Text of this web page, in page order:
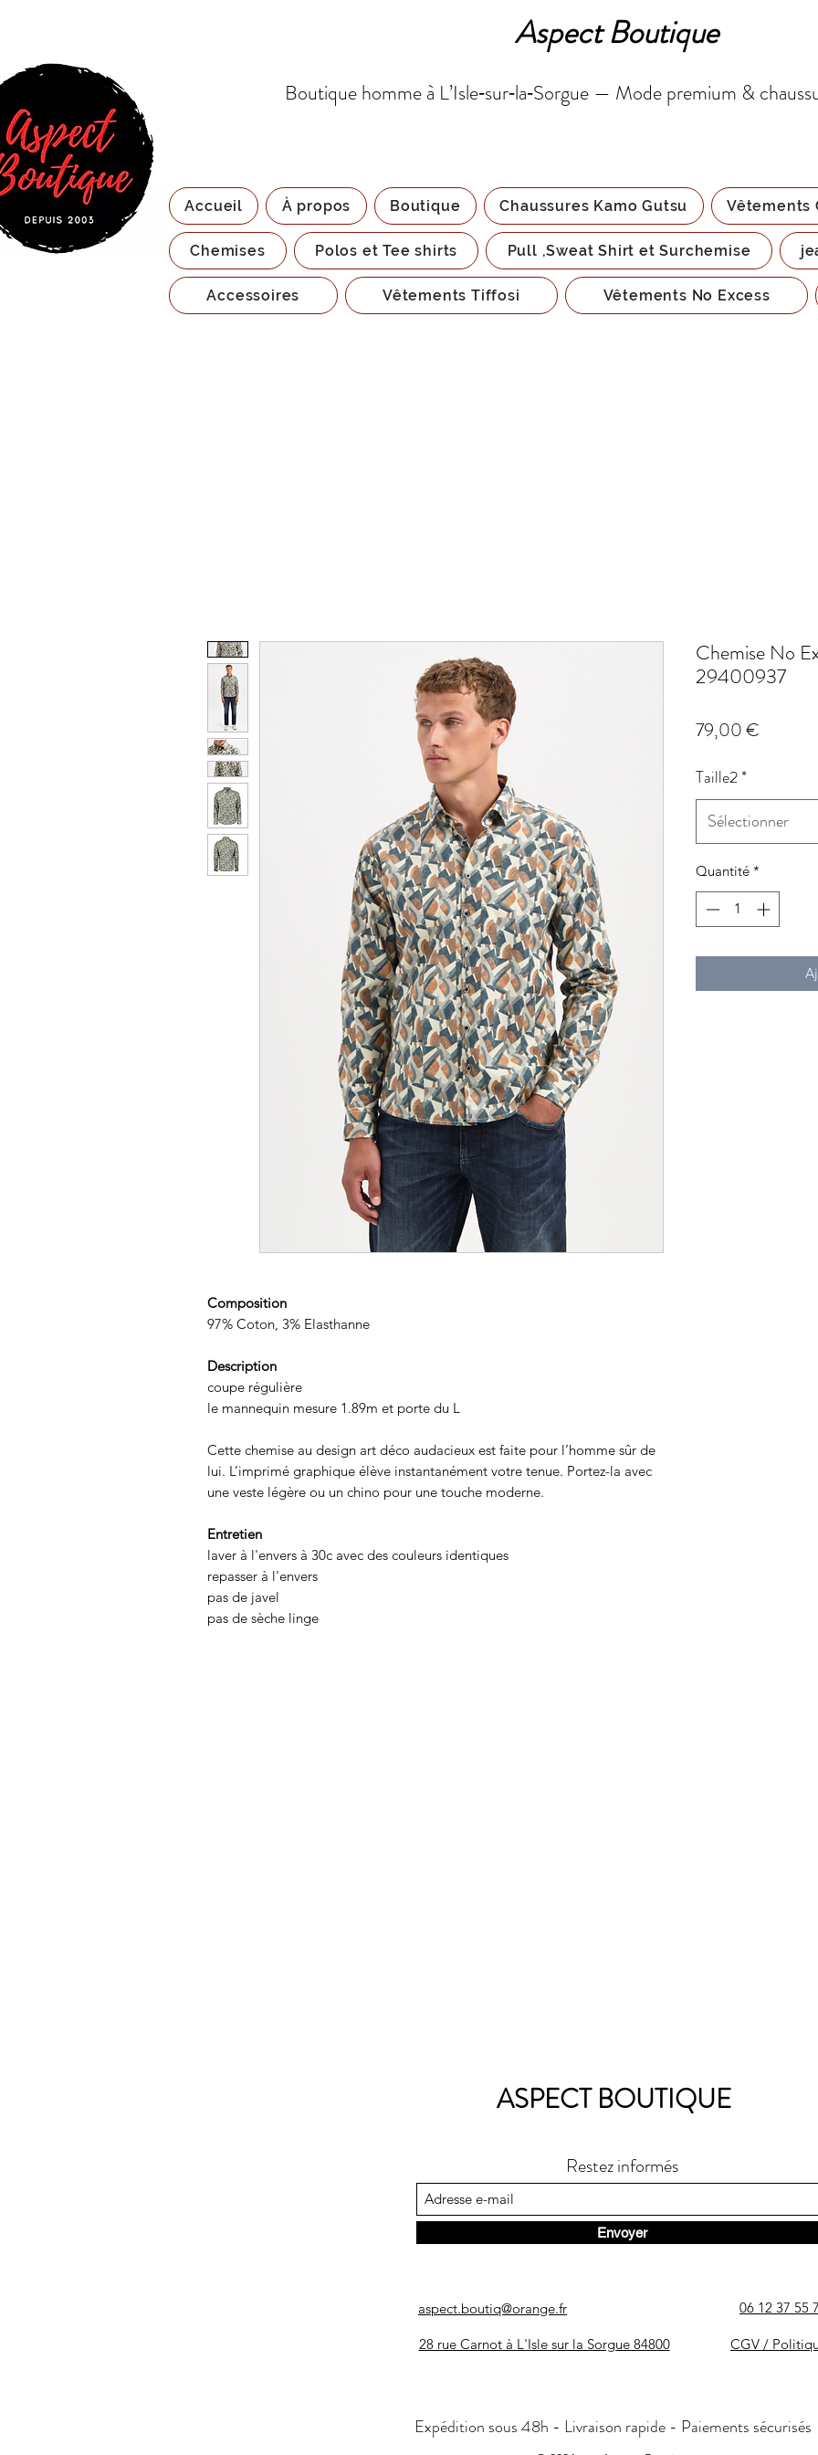
Aspect Boutique
Boutique homme à L’Isle‑sur‑la‑Sorgue — Mode premium &
Accueil À propos Boutique Chaussures Kamo Gutsu Vêtements
Chemises Polos et Tee shirts Pull ,Sweat Shirt et Surchemise
Accessoires Vêtements Tiffosi Vêtements No Excess
Composition
97% Coton, 3% Elasthanne
Description
coupe régulière
le mannequin mesure 1.89m et porte du L
Cette chemise au design art déco audacieux est faite pour l’homme sûr de
lui. L’imprimé graphique élève instantanément votre tenue. Portez-la avec
une veste légère ou un chino pour une touche moderne.
Entretien
laver à l'envers à 30c avec des couleurs identiques
repasser à l'envers
pas de javel
pas de sèche linge
Chemise No
29400937
79,00 €
Taille2*
Sélectionner
Quantité *
ASPECT BOUTIQUE
Restez informés
Envoyer
aspect.boutiq@orange.fr 06 12 37 55
28 rue Carnot à L'Isle sur la Sorgue 84800 CGV /
Expédition sous 48h - Livraison rapide - Paiements sécurisés